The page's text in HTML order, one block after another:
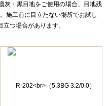
灰・黒目地をご使用の場合、目地残
施工前に目立たない場所でお試し
つ場合があります。